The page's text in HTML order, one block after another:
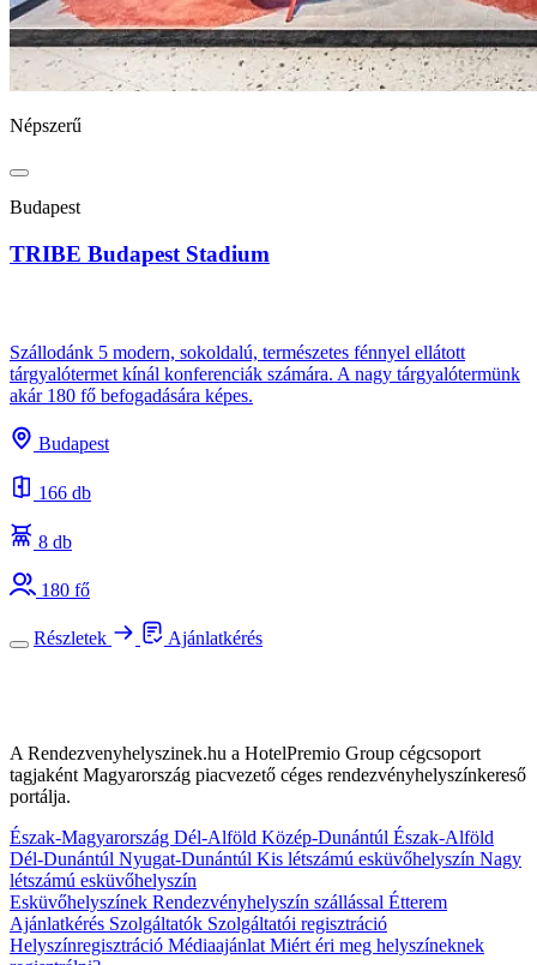
Népszerű
Budapest
TRIBE Budapest Stadium
Szállodánk 5 modern, sokoldalú, természetes fénnyel ellátott
tárgyalótermet kínál konferenciák számára. A nagy tárgyalótermünk
akár 180 fő befogadására képes.
Budapest
166 db
8 db
180 fő
Részletek Ajánlatkérés
A Rendezvenyhelyszinek.hu a HotelPremio Group cégcsoport
tagjaként Magyarország piacvezető céges rendezvényhelyszínkereső
portálja.
Észak-Magyarország Dél-Alföld Közép-Dunántúl Észak-Alföld
Dél-Dunántúl Nyugat-Dunántúl Kis létszámú esküvőhelyszín Nagy
létszámú esküvőhelyszín
Esküvőhelyszínek Rendezvényhelyszín szállással Étterem
Ajánlatkérés Szolgáltatók Szolgáltatói regisztráció
Helyszínregisztráció Médiaajánlat Miért éri meg helyszíneknek